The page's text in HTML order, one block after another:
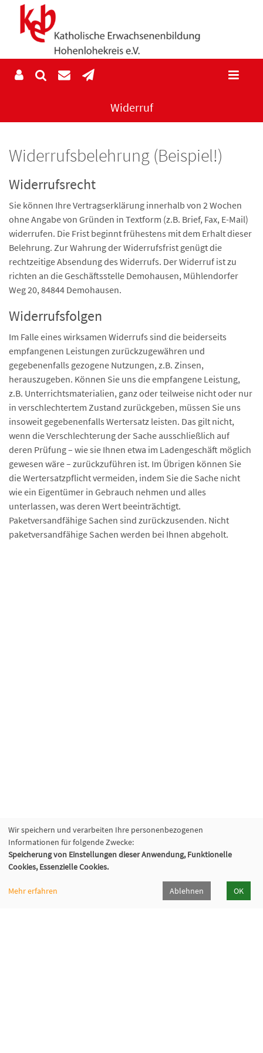
Widerruf
Widerrufsbelehrung (Beispiel!)
Widerrufsrecht
Sie können Ihre Vertragserklärung innerhalb von 2 Wochen
ohne Angabe von Gründen in Textform (z.B. Brief, Fax, E-Mail)
widerrufen. Die Frist beginnt frühestens mit dem Erhalt dieser
Belehrung. Zur Wahrung der Widerrufsfrist genügt die
rechtzeitige Absendung des Widerrufs. Der Widerruf ist zu
richten an die Geschäftsstelle Demohausen, Mühlendorfer
Weg 20, 84844 Demohausen.
Widerrufsfolgen
Im Falle eines wirksamen Widerrufs sind die beiderseits
empfangenen Leistungen zurückzugewähren und
gegebenenfalls gezogene Nutzungen, z.B. Zinsen,
herauszugeben. Können Sie uns die empfangene Leistung,
z.B. Unterrichtsmaterialien, ganz oder teilweise nicht oder nur
in verschlechtertem Zustand zurückgeben, müssen Sie uns
insoweit gegebenenfalls Wertersatz leisten. Das gilt nicht,
wenn die Verschlechterung der Sache ausschließlich auf
deren Prüfung – wie sie Ihnen etwa im Ladengeschäft möglich
gewesen wäre – zurückzuführen ist. Im Übrigen können Sie
die Wertersatzpflicht vermeiden, indem Sie die Sache nicht
wie ein Eigentümer in Gebrauch nehmen und alles
unterlassen, was deren Wert beeinträchtigt.
Paketversandfähige Sachen sind zurückzusenden. Nicht
paketversandfähige Sachen werden bei Ihnen abgeholt.
Wir speichern und verarbeiten Ihre personenbezogenen
Informationen für folgende Zwecke:
Speicherung von Einstellungen dieser Anwendung, Funktionelle
Cookies, Essenzielle Cookies.
Mehr erfahren Ablehnen OK